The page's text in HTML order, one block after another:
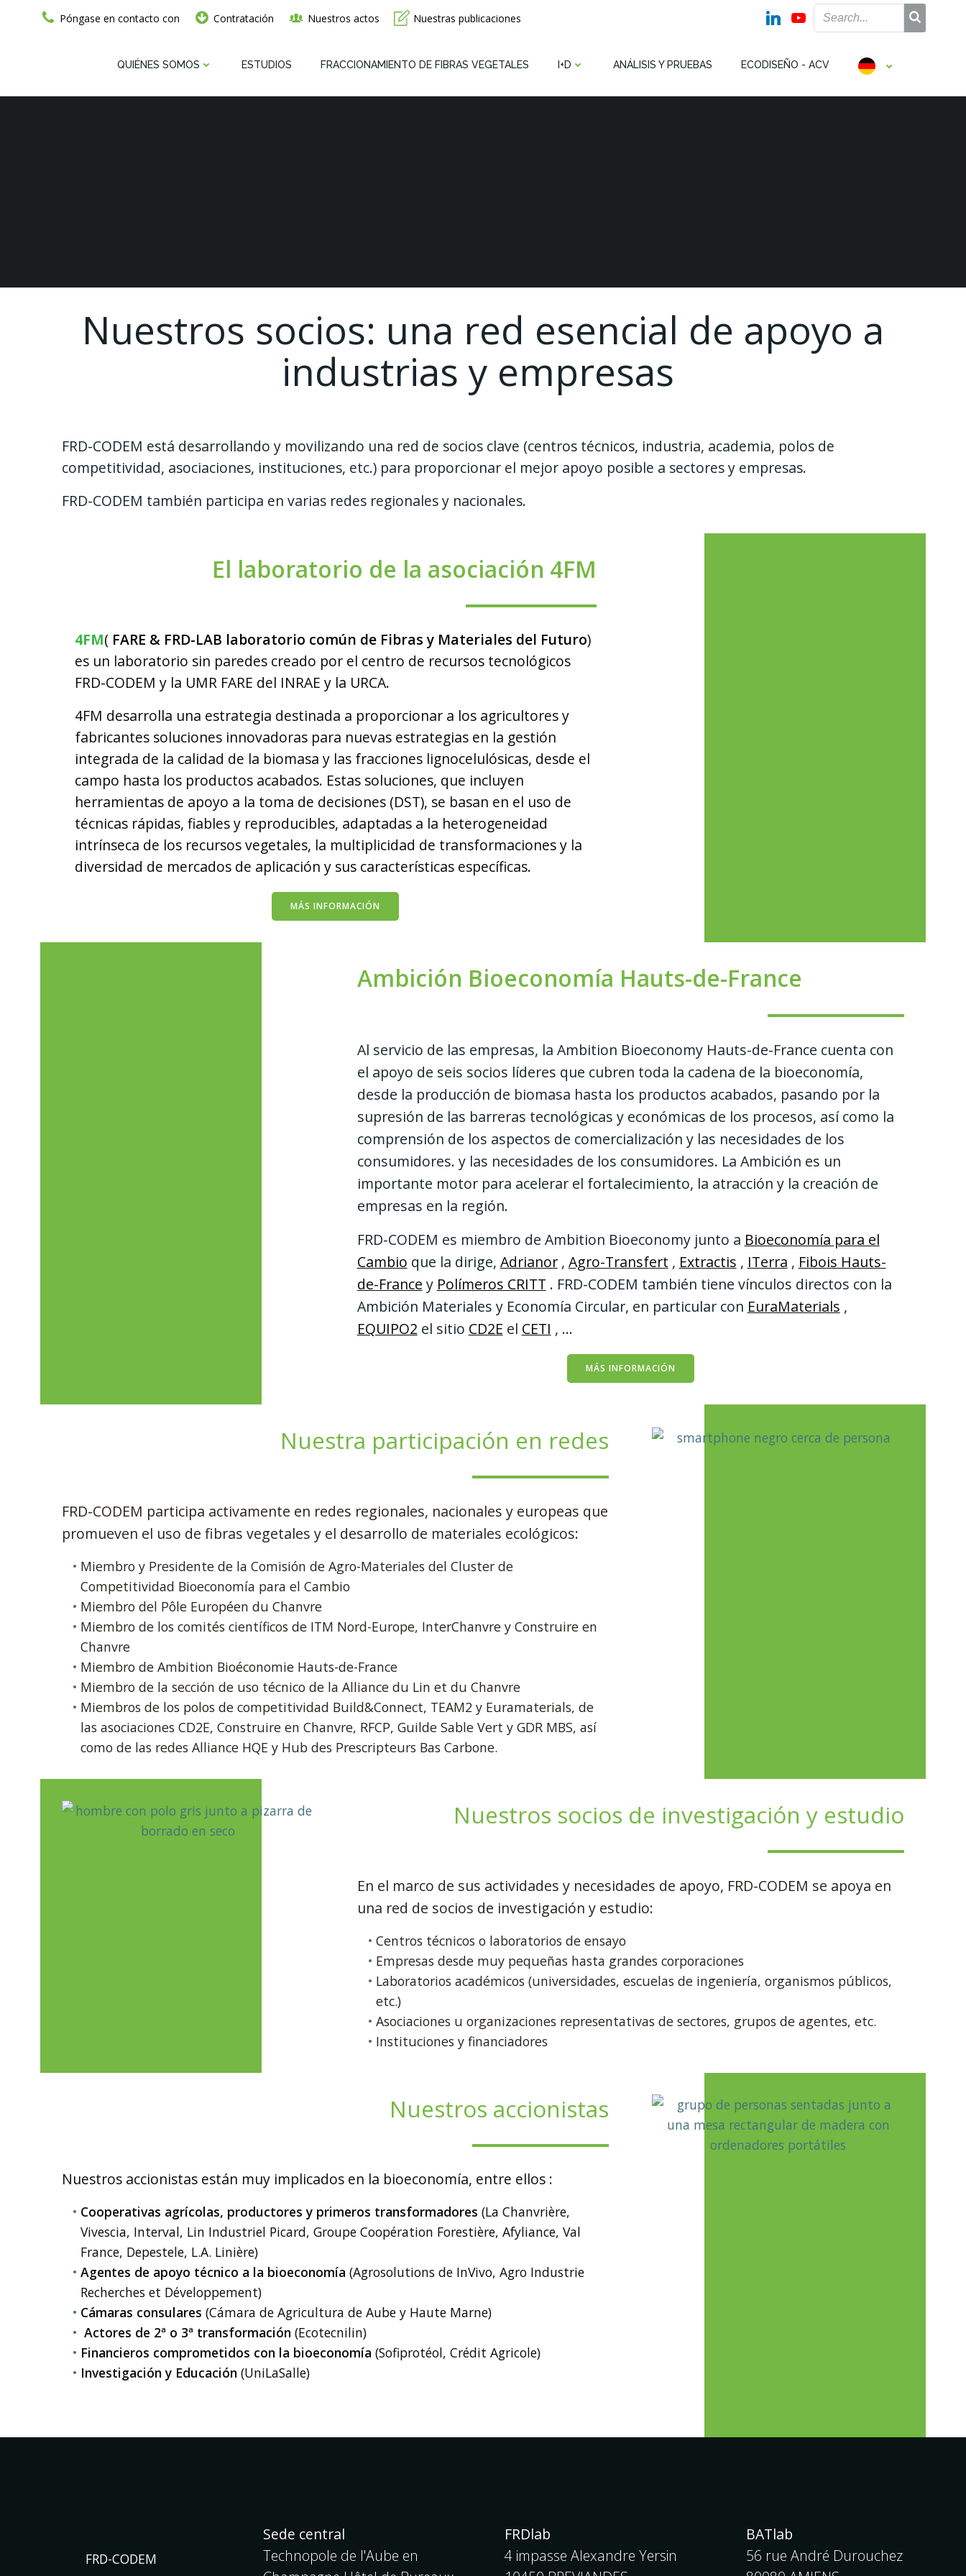
Póngase en contacto con Contratación Nuestros actos Nuestras publicaciones
QUIÉNES SOMOS ESTUDIOS FRACCIONAMIENTO DE FIBRAS VEGETALES I+D ANÁLISIS Y PRUEBAS ECODISEÑO - ACV
Nuestros socios: una red esencial de apoyo a
industrias y empresas
FRD-CODEM está desarrollando y movilizando una red de socios clave (centros técnicos, industria, academia, polos de
competitividad, asociaciones, instituciones, etc.) para proporcionar el mejor apoyo posible a sectores y empresas.
FRD-CODEM también participa en varias redes regionales y nacionales.
El laboratorio de la asociación 4FM
4FM( FARE & FRD-LAB laboratorio común de Fibras y Materiales del Futuro)
es un laboratorio sin paredes creado por el centro de recursos tecnológicos
FRD-CODEM y la UMR FARE del INRAE y la URCA.
4FM desarrolla una estrategia destinada a proporcionar a los agricultores y
fabricantes soluciones innovadoras para nuevas estrategias en la gestión
integrada de la calidad de la biomasa y las fracciones lignocelulósicas, desde el
campo hasta los productos acabados. Estas soluciones, que incluyen
herramientas de apoyo a la toma de decisiones (DST), se basan en el uso de
técnicas rápidas, fiables y reproducibles, adaptadas a la heterogeneidad
intrínseca de los recursos vegetales, la multiplicidad de transformaciones y la
diversidad de mercados de aplicación y sus características específicas.
MÁS INFORMACIÓN
Ambición Bioeconomía Hauts-de-France
Al servicio de las empresas, la Ambition Bioeconomy Hauts-de-France cuenta con
el apoyo de seis socios líderes que cubren toda la cadena de la bioeconomía,
desde la producción de biomasa hasta los productos acabados, pasando por la
supresión de las barreras tecnológicas y económicas de los procesos, así como la
comprensión de los aspectos de comercialización y las necesidades de los
consumidores. y las necesidades de los consumidores. La Ambición es un
importante motor para acelerar el fortalecimiento, la atracción y la creación de
empresas en la región.
FRD-CODEM es miembro de Ambition Bioeconomy junto a Bioeconomía para el
Cambio que la dirige, Adrianor , Agro-Transfert , Extractis , ITerra , Fibois Hauts-
de-France y Polímeros CRITT . FRD-CODEM también tiene vínculos directos con la
Ambición Materiales y Economía Circular, en particular con EuraMaterials ,
EQUIPO2 el sitio CD2E el CETI , ...
MÁS INFORMACIÓN
Nuestra participación en redes
FRD-CODEM participa activamente en redes regionales, nacionales y europeas que
promueven el uso de fibras vegetales y el desarrollo de materiales ecológicos:
Miembro y Presidente de la Comisión de Agro-Materiales del Cluster de
Competitividad Bioeconomía para el Cambio
Miembro del Pôle Européen du Chanvre
Miembro de los comités científicos de ITM Nord-Europe, InterChanvre y Construire en
Chanvre
Miembro de Ambition Bioéconomie Hauts-de-France
Miembro de la sección de uso técnico de la Alliance du Lin et du Chanvre
Miembros de los polos de competitividad Build&Connect, TEAM2 y Euramaterials, de
las asociaciones CD2E, Construire en Chanvre, RFCP, Guilde Sable Vert y GDR MBS, así
como de las redes Alliance HQE y Hub des Prescripteurs Bas Carbone.
Nuestros socios de investigación y estudio
En el marco de sus actividades y necesidades de apoyo, FRD-CODEM se apoya en
una red de socios de investigación y estudio:
Centros técnicos o laboratorios de ensayo
Empresas desde muy pequeñas hasta grandes corporaciones
Laboratorios académicos (universidades, escuelas de ingeniería, organismos públicos,
etc.)
Asociaciones u organizaciones representativas de sectores, grupos de agentes, etc.
Instituciones y financiadores
Nuestros accionistas
Nuestros accionistas están muy implicados en la bioeconomía, entre ellos :
Cooperativas agrícolas, productores y primeros transformadores (La Chanvrière,
Vivescia, Interval, Lin Industriel Picard, Groupe Coopération Forestière, Afyliance, Val
France, Depestele, L.A. Linière)
Agentes de apoyo técnico a la bioeconomía (Agrosolutions de InVivo, Agro Industrie
Recherches et Développement)
Cámaras consulares (Cámara de Agricultura de Aube y Haute Marne)
Actores de 2ª o 3ª transformación(Ecotecnilin)
Financieros comprometidos con la bioeconomía (Sofiprotéol, Crédit Agricole)
Investigación y Educación (UniLaSalle)
FRD-CODEM
Sede central
Technopole de l'Aube en
FRDlab
4 impasse Alexandre Yersin
BATlab
56 rue André Durouchez